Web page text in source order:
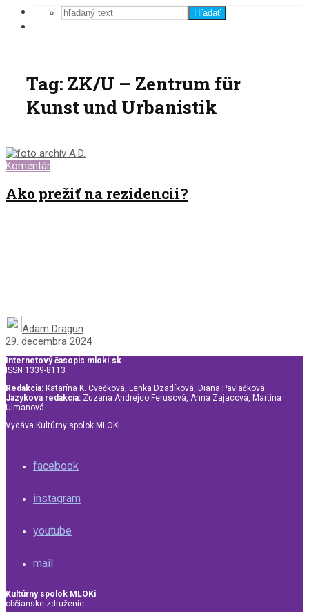
Hľadať
Tag: ZK/U – Zentrum für
Kunst und Urbanistik
Komentár
Ako prežiť na rezidencii?
Adam Dragun
29. decembra 2024
Internetový časopis mloki.sk
ISSN 1339-8113
Redakcia: Katarína K. Cvečková, Lenka Dzadíková, Diana Pavlačková
Jazyková redakcia: Zuzana Andrejco Ferusová, Anna Zajacová, Martina
Ulmanová
Vydáva Kultúrny spolok MLOKi.
facebook
instagram
youtube
mail
Kultúrny spolok MLOKi
občianske združenie